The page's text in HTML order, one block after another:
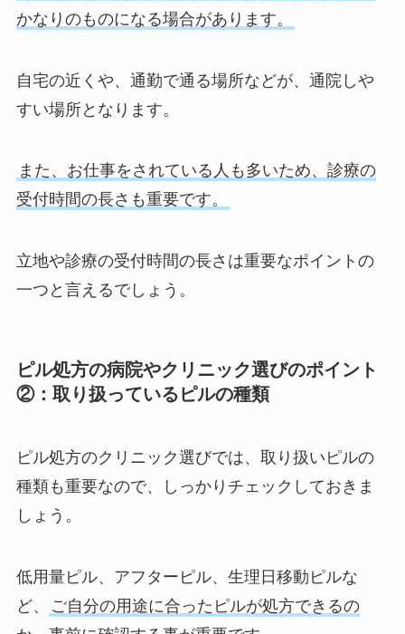
かなりのものになる場合があります。
自宅の近くや、通勤で通る場所などが、通院しや
すい場所となります。
また、お仕事をされている人も多いため、診療の
受付時間の長さも重要です。
立地や診療の受付時間の長さは重要なポイントの
一つと言えるでしょう。
ピル処方の病院やクリニック選びのポイント
②：取り扱っているピルの種類
ピル処方のクリニック選びでは、取り扱いピルの
種類も重要なので、しっかりチェックしておきま
しょう。
低用量ピル、アフターピル、生理日移動ピルな
ど、
ご自分の用途に合ったピルが処方できるの